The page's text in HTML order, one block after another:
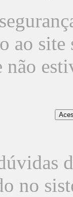
ao
não
no